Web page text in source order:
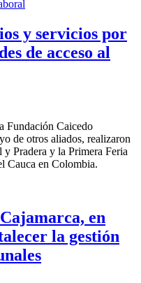
y servicios por
de acceso al
Fundación Caicedo
de otros aliados, realizaron
Pradera y la Primera Feria
Cauca en Colombia.
en
la gestión